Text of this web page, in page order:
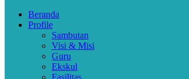
Beranda
Profile
Sambutan
Visi & Misi
Guru
Ekskul
Fasilitas